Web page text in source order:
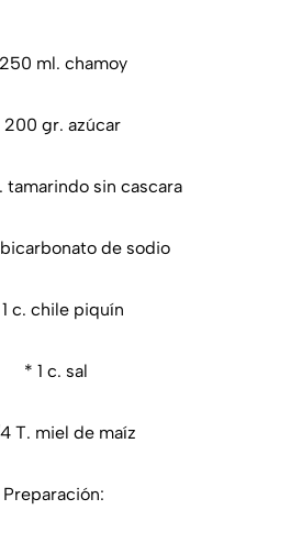
ml. chamoy
200 gr. azúcar
tamarindo sin cascara
de sodio
c. chile piquín
* 1 c. sal
T. miel de maíz
Preparación: